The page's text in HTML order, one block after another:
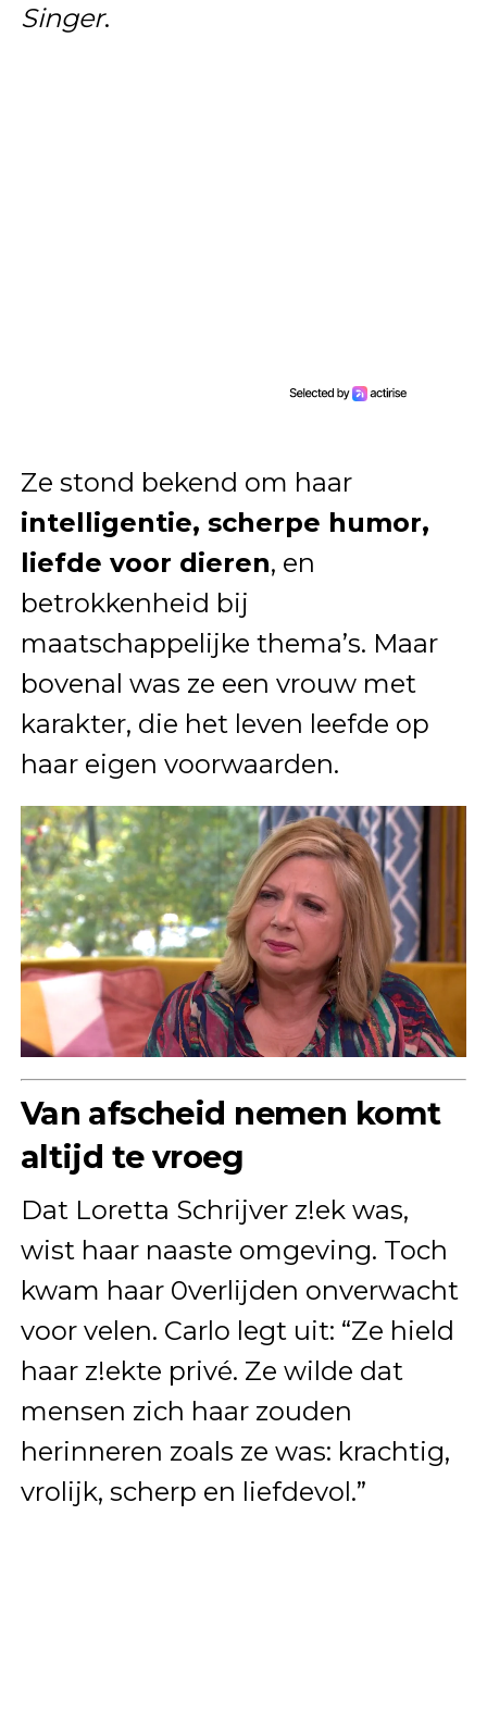
Singer.
Ze stond bekend om haar
intelligentie, scherpe humor,
liefde voor dieren, en
betrokkenheid bij
maatschappelijke thema’s. Maar
bovenal was ze een vrouw met
karakter, die het leven leefde op
haar eigen voorwaarden.
Van afscheid nemen komt
altijd te vroeg
Dat Loretta Schrijver z!ek was,
wist haar naaste omgeving. Toch
kwam haar 0verlijden onverwacht
voor velen. Carlo legt uit: “Ze hield
haar z!ekte privé. Ze wilde dat
mensen zich haar zouden
herinneren zoals ze was: krachtig,
vrolijk, scherp en liefdevol.”